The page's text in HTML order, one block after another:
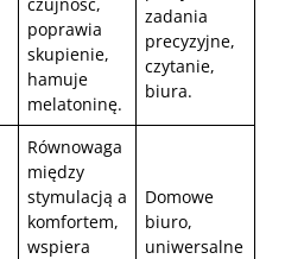
czujność,
poprawia
skupienie,
hamuje
melatoninę.
zadania
precyzyjne,
czytanie,
biura.
Równowaga
między
stymulacją a
komfortem,
wspiera
Domowe
biuro,
uniwersalne